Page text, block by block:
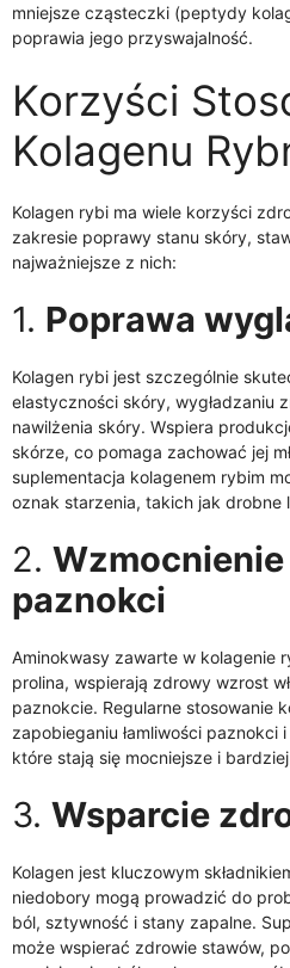
mniejsze cząsteczki (peptydy
poprawia jego przyswajalność.
Korzyści
Kolagenu
Kolagen rybi ma wiele korzyści
zakresie poprawy stanu skóry,
najważniejsze z nich:
1. Poprawa
Kolagen rybi jest szczególnie
elastyczności skóry, wygładzaniu
nawilżenia skóry. Wspiera
skórze, co pomaga zachować jej
suplementacja kolagenem rybim
oznak starzenia, takich jak drobne
2. Wzmocnienie
paznokci
Aminokwasy zawarte w kolagenie
prolina, wspierają zdrowy wzrost
paznokcie. Regularne stosowanie
zapobieganiu łamliwości paznokci
które stają się mocniejsze i
3. Wsparcie
Kolagen jest kluczowym
niedobory mogą prowadzić do
ból, sztywność i stany zapalne.
może wspierać zdrowie stawów,